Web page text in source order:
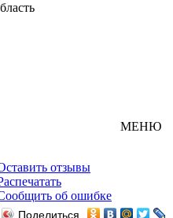
МЕНЮ
отзывы
об ошибке
Поделиться